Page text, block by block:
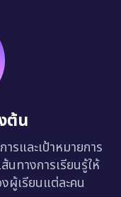
ต้น
รและเป้าหมายการ
นทางการเรียนรู้ให้
ผู้เรียนแต่ละคน